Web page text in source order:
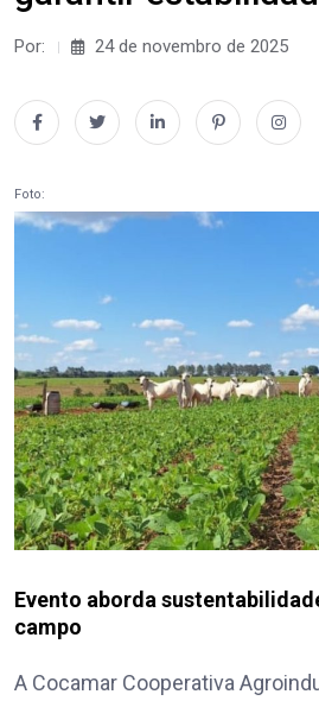
Por: 24 de novembro de 2025
Foto:
Evento aborda
campo
A Cocamar Cooperativa